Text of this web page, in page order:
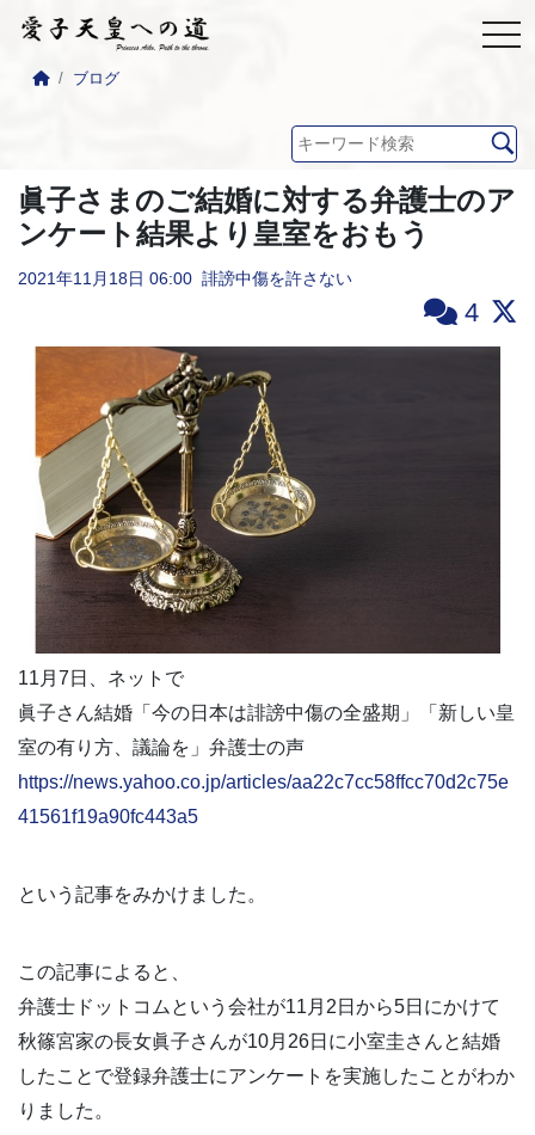
ブログ
眞子さまのご結婚に対する弁護士のア
ンケート結果より皇室をおもう
2021年11月18日 06:00 誹謗中傷を許さない
4
11月7日、ネットで
眞子さん結婚「今の日本は誹謗中傷の全盛期」「新しい皇
室の有り方、議論を」弁護士の声
https://news.yahoo.co.jp/articles/aa22c7cc58ffcc70d2c75e
41561f19a90fc443a5
という記事をみかけました。
この記事によると、
弁護士ドットコムという会社が11月2日から5日にかけて
秋篠宮家の長女眞子さんが10月26日に小室圭さんと結婚
したことで登録弁護士にアンケートを実施したことがわか
りました。